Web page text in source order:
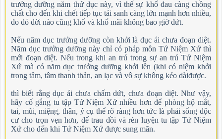
trưởng dưỡng năm thứ dục này, vì thế sự khổ đau càng chồng
chất cho đến khi chết tiếp tục tái sanh càng lớn mạnh hơn nhiều,
do đó đời nào cũng khổ và khổ mãi không bao giờ dứt.
Nếu năm dục trưởng dưỡng còn khởi là dục ái chưa đoạn diệt.
Năm dục trưởng dưỡng này chỉ có pháp môn Tứ Niệm Xứ thì
mới đoạn diệt. Nếu trong khi an trú trong sự an trú Tứ Niệm
Xứ mà có năm dục trưởng dưỡng khởi lên (khi có niệm khởi
trong tâm, tâm thanh thản, an lạc và vô sự không kéo dàiđược.
thì biết rằng dục ái chưa chấm dứt, chưa đoạn diệt. Như vậy,
hãy cố gắng tu tập Tứ Niệm Xứ nhiều hơn để phòng hộ mắt,
tai, mũi, miệng, thân, ý cụ thể rõ ràng hơn tức là phải sống độc
cư cho trọn vẹn hơn, để trau dồi và rèn luyện tu tập Tứ Niệm
Xứ cho đến khi Tứ Niệm Xứ được sung mãn.